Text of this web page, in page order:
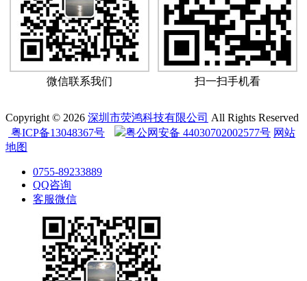
微信联系我们 扫一扫手机看
Copyright © 2026 深圳市荧鸿科技有限公司 All Rights Reserved
粤ICP备13048367号
粤公网安备 44030702002577号 网站
地图
0755-89233889
QQ咨询
客服微信